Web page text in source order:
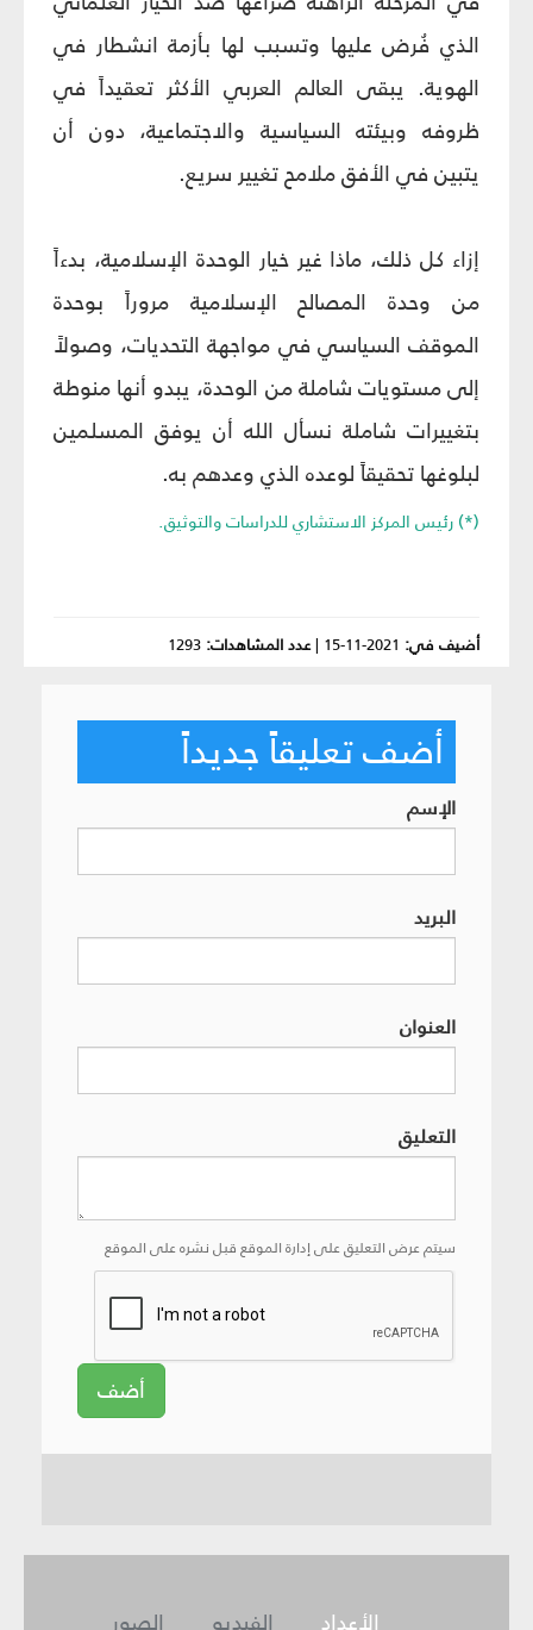
الذي فُرض عليها وتسبب لها بأزمة انشطار في
الهوية. يبقى العالم العربي الأكثر تعقيداً في
ظروفه وبيئته السياسية والاجتماعية، دون أن
يتبين في الأفق ملامح تغيير سريع.
إزاء كل ذلك، ماذا غير خيار الوحدة الإسلامية، بدءاً
من وحدة المصالح الإسلامية مروراً بوحدة
الموقف السياسي في مواجهة التحديات، وصولاً
إلى مستويات شاملة من الوحدة، يبدو أنها منوطة
بتغييرات شاملة نسأل الله أن يوفق المسلمين
لبلوغها تحقيقاً لوعده الذي وعدهم به.
(*) رئيس المركز الاستشاري للدراسات والتوثيق.
أضيف في: 2021-11-15
|عدد المشاهدات: 1293
أضف تعليقاً جديداً
الإسم
البريد
العنوان
التعليق
سيتم عرض التعليق على إدارة الموقع قبل نشره على الموقع
أضف
الصور الفيديو الأعداد